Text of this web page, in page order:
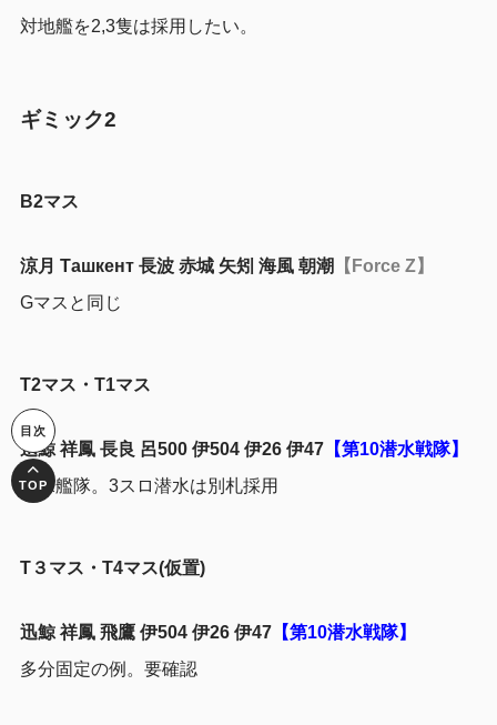
対地艦を2,3隻は採用したい。
ギミック2
B2マス
涼月 Ташкент 長波 赤城 矢矧 海風 朝潮
【Force Z】
Gマスと同じ
T2マス・T1マス
迅鯨 祥鳳 長良 呂500 伊504 伊26 伊47【第10潜水戦隊】
潜水艦隊。3スロ潜水は別札採用
T３マス・T4マス(仮置)
迅鯨 祥鳳 飛鷹 伊504 伊26 伊47【第10潜水戦隊】
多分固定の例。要確認